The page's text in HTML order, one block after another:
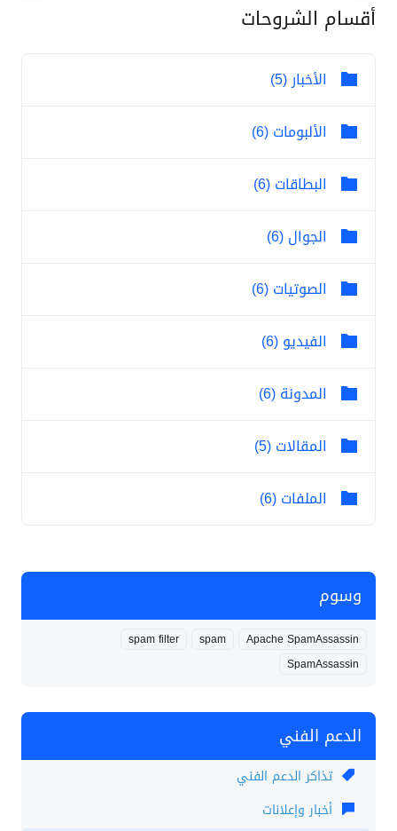
وسوم
Apache SpamAssassin
spam
spam filter
SpamAssassin
الدعم الفني
تذاكر الدعم الفني
أخبار وإعلانات
أقسام الشروحات
الأخبار (5)
الألبومات (6)
البطاقات (6)
الجوال (6)
الصوتيات (6)
الفيديو (6)
المدونة (6)
المقالات (5)
الملفات (6)